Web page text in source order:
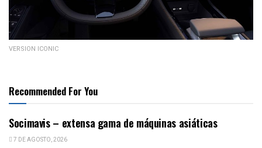
VERSION ICONIC
Recommended For You
Socimavis – extensa gama de máquinas asiáticas
7 DE AGOSTO, 2026